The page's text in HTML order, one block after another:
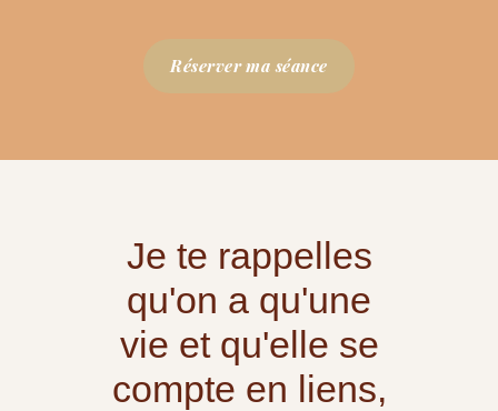
Réserver ma séance
Je te rappelles
qu'on a qu'une
vie et qu'elle se
compte en liens,